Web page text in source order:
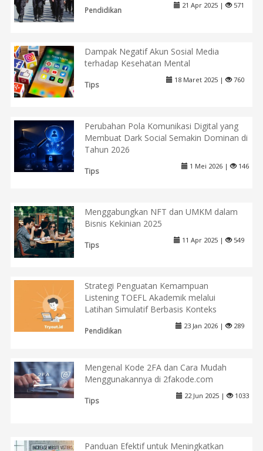
Pendidikan
21 Apr 2025 | 571
Dampak Negatif Akun Sosial Media
terhadap Kesehatan Mental
Tips
18 Maret 2025 | 760
Perubahan Pola Komunikasi Digital yang
Membuat Dark Social Semakin Dominan di
Tahun 2026
Tips
1 Mei 2026 | 146
Menggabungkan NFT dan UMKM dalam
Bisnis Kekinian 2025
Tips
11 Apr 2025 | 549
Strategi Penguatan Kemampuan
Listening TOEFL Akademik melalui
Latihan Simulatif Berbasis Konteks
Pendidikan
23 Jan 2026 | 289
Mengenal Kode 2FA dan Cara Mudah
Menggunakannya di 2fakode.com
Tips
22 Jun 2025 | 1033
Panduan Efektif untuk Meningkatkan